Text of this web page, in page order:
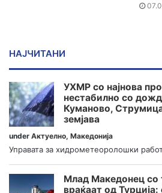
НАЈЧИТАНИ
УХМР со најнова
нестабилно со
Куманово,
земјава
under Актуелно, Македонија
Управата за хидрометеоролошки
Млад Македонец со
враќаат од Турција: